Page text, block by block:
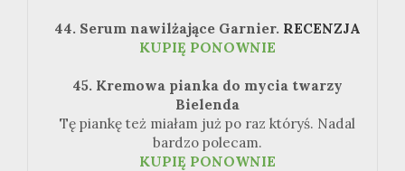
44. Serum nawilżające Garnier. RECENZJA
KUPIĘ PONOWNIE
45. Kremowa pianka do mycia twarzy
Bielenda
Tę piankę też miałam już po raz któryś. Nadal
bardzo polecam.
KUPIĘ PONOWNIE